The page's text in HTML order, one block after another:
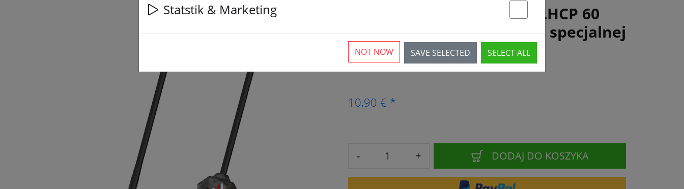
Axisflying Prism V2 5,8 G LHCP 60
mm – antena FPV w edycji specjalnej
5 Dostępna sztuka
10,90 € *
- + DODAJ DO KOSZYKA
Statstik & Marketing
Statstik & Marketing
SAVE SELECTED SELECT ALL
NOT NOW